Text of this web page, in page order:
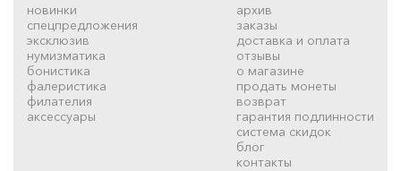
новинки
спецпредложения
эксклюзив
нумизматика
бонистика
фалеристика
филателия
аксессуары
архив
заказы
доставка и оплата
отзывы
о магазине
продать монеты
возврат
гарантия подлинности
система скидок
блог
контакты